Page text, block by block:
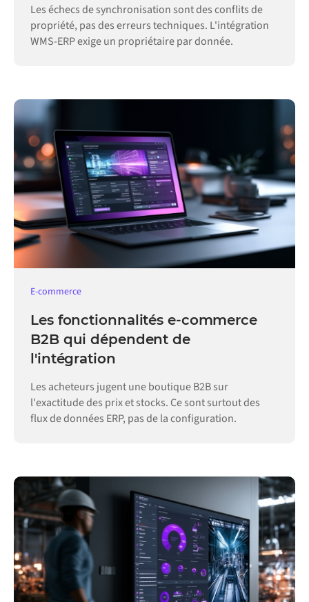
Les échecs de synchronisation sont des conflits de
propriété, pas des erreurs techniques. L'intégration
WMS-ERP exige un propriétaire par donnée.
E-commerce
Les fonctionnalités e-commerce
B2B qui dépendent de
l'intégration
Les acheteurs jugent une boutique B2B sur
l'exactitude des prix et stocks. Ce sont surtout des
flux de données ERP, pas de la configuration.